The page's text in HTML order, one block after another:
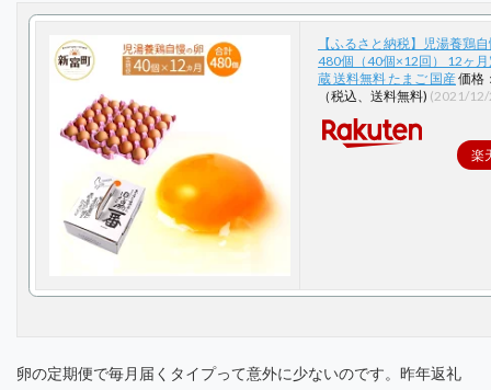
【ふるさと納税】児湯養鶏
480個（40個×12回） 12ヶ月
蔵 送料無料 たまご 国産価格
（税込、送料無料) (2021/
楽
卵の定期便で毎月届くタイプって意外に少ないのです。昨年返礼